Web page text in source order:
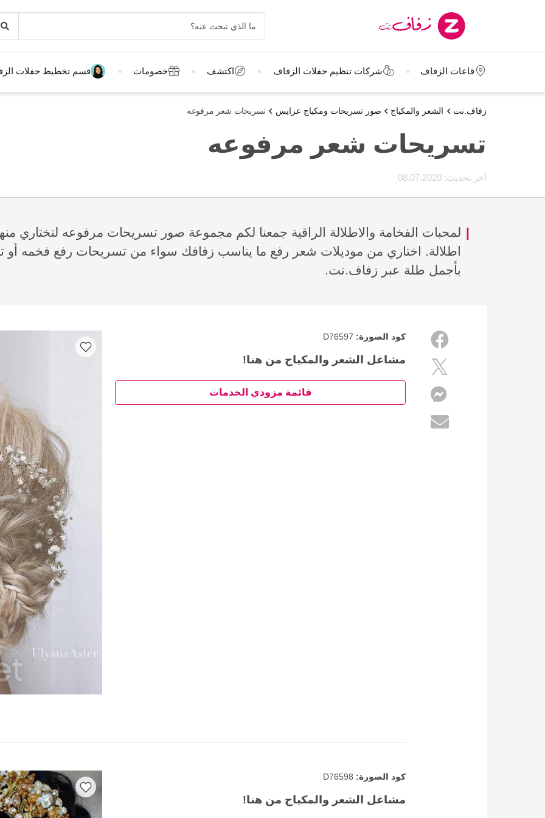
قاعات الزفاف شركات تنظيم حفلات الزفاف اكتشف خصومات قسم تخطيط حفلات
زفاف.نت الشعر والمكياج صور تسريحات ومكياج عرايس تسريحات شعر مرفوعه
تسريحات شعر مرفوعه
آخر تحديث:
لمحبات الفخامة والاطلالة الراقية جمعنا لكم مجموعة صور تسريحات مرفوعه لتختاري
اطلالة. اختاري من موديلات شعر رفع ما يناسب زفافك سواء من تسريحات رفع فخمه
بأجمل طلة عبر زفاف.نت.
كود الصورة:
مشاغل الشعر والمكياج من هنا!
قائمة مزودي الخدمات
كود الصورة:
مشاغل الشعر والمكياج من هنا!